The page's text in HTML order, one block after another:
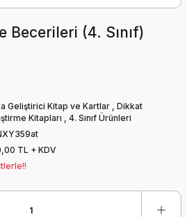
Becerileri (4. Sınıf)
Geliştirici Kitap ve Kartlar , Dikkat
Kitapları , 4. Sınıf Ürünleri
TL + KDV